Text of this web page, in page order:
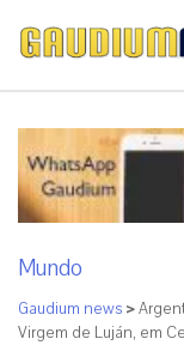
Mundo
Gaudium news >
Virgem de Luján, em